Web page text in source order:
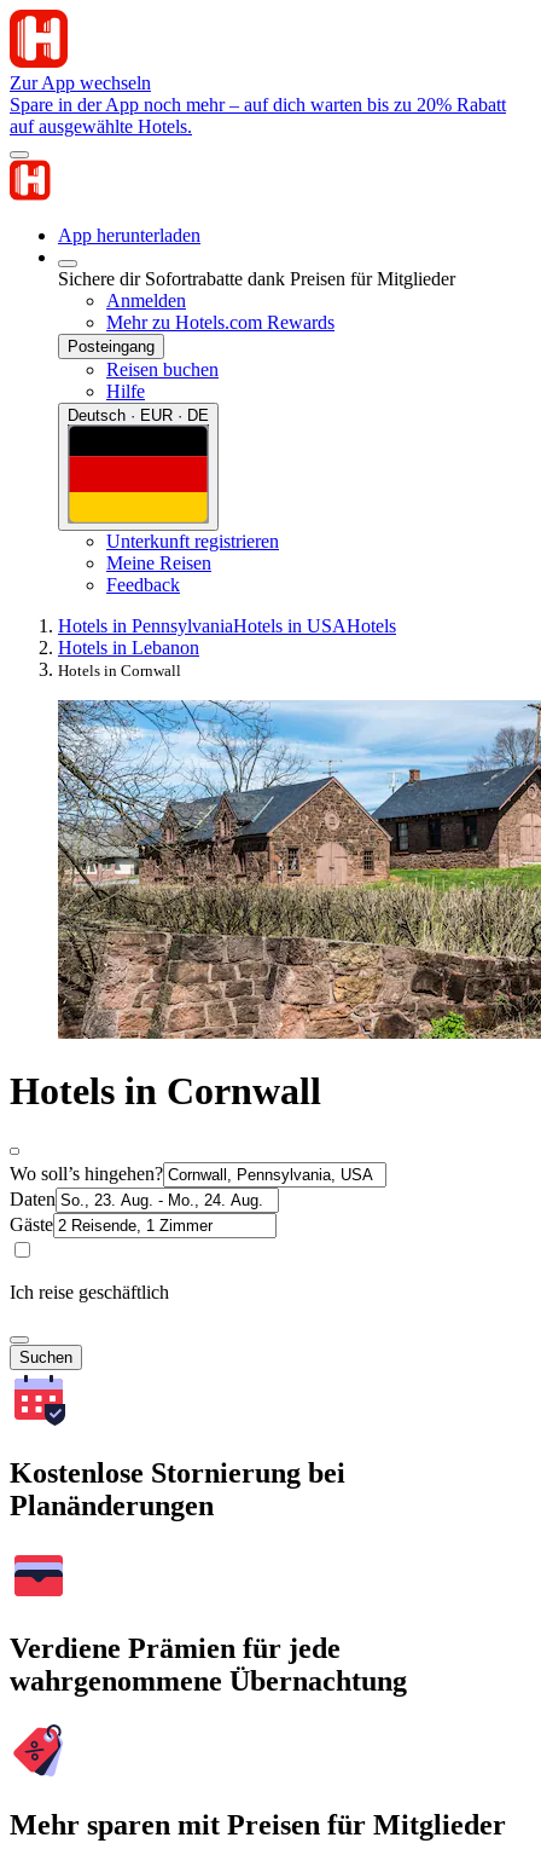
Zur App wechseln
Spare in der App noch mehr – auf dich warten bis zu 20% Rabatt
auf ausgewählte Hotels.
App herunterladen
Sichere dir Sofortrabatte dank Preisen für Mitglieder
Anmelden
Mehr zu Hotels.com Rewards
Posteingang
Reisen buchen
Hilfe
Deutsch · EUR · DE
Unterkunft registrieren
Meine Reisen
Feedback
Hotels in PennsylvaniaHotels in USAHotels
Hotels in Lebanon
Hotels in Cornwall
Hotels in Cornwall
Wo soll’s hingehen?
Daten
Gäste
Ich reise geschäftlich
Suchen
Kostenlose Stornierung bei
Planänderungen
Verdiene Prämien für jede
wahrgenommene Übernachtung
Mehr sparen mit Preisen für Mitglieder